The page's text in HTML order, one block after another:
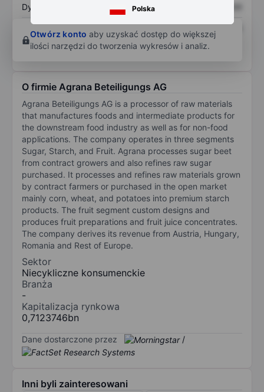
Polska
Dywidenda na akcję XXXXXXX
własnego
Otwórz konto aby uzyskać dostęp do większej
ilości narzędzi do tworzenia wykresów i analiz.
O firmie Agrana Beteiligungs AG
Agrana Beteiligungs AG is a processor of raw materials
that manufactures foods and intermediate products for
the downstream food industry as well as for non-food
applications. The company operates in three segments
Sugar, Starch, and Fruit. Agrana processes sugar beet
from contract growers and also refines raw sugar
purchased. It processes and refines raw materials grown
by contract farmers or purchased in the open market
mainly corn, wheat, and potatoes into premium starch
products. The fruit segment custom designs and
produces fruit preparations and fruit juice concentrates.
The company derives its revenue from Austria, Hungary,
Romania and Rest of Europe.
Sektor
Niecykliczne konsumenckie
Branża
-
Kapitalizacja rynkowa
0,7123746bn
Dane dostarczone przez /
Inni byli zainteresowani